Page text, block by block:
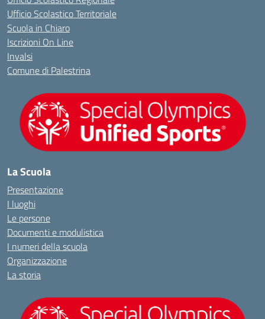
Ufficio Scolastico Territoriale
Scuola in Chiaro
Iscrizioni On Line
Invalsi
Comune di Palestrina
La Scuola
Presentazione
I luoghi
Le persone
Documenti e modulistica
I numeri della scuola
Organizzazione
La storia